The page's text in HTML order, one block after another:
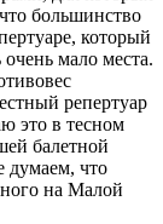
большинство
который
мало места.
репертуар
это в тесном
балетной
что
на Малой